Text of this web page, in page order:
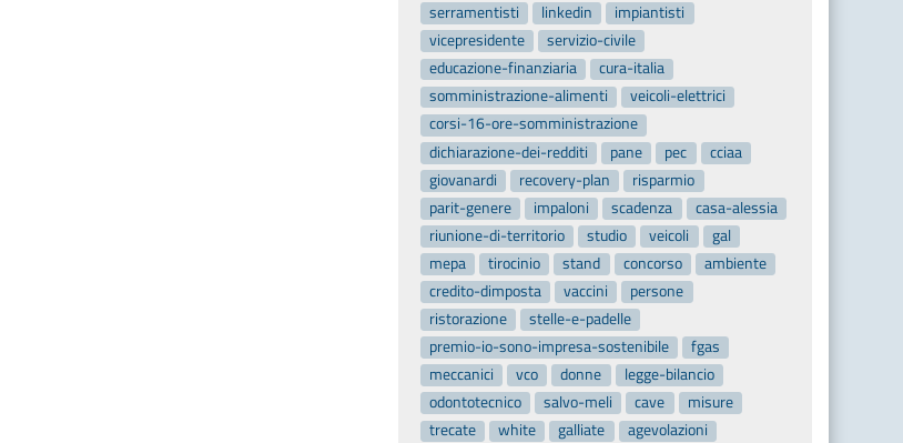
serramentisti
linkedin
impiantisti
vicepresidente
servizio-civile
educazione-finanziaria
cura-italia
somministrazione-alimenti
veicoli-elettrici
corsi-16-ore-somministrazione
dichiarazione-dei-redditi
pane pec
cciaa
giovanardi
recovery-plan
risparmio
parit-genere
impaloni scadenza
casa-alessia
riunione-di-territorio
studio veicoli
gal
mepa
tirocinio stand concorso
ambiente
credito-dimposta
vaccini
persone
ristorazione
stelle-e-padelle
premio-io-sono-impresa-sostenibile
fgas
meccanici
vco donne
legge-bilancio
odontotecnico
salvo-meli cave
misure
trecate
white galliate
agevolazioni